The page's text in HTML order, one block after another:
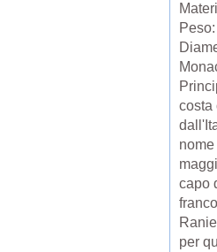
costa
capo
per